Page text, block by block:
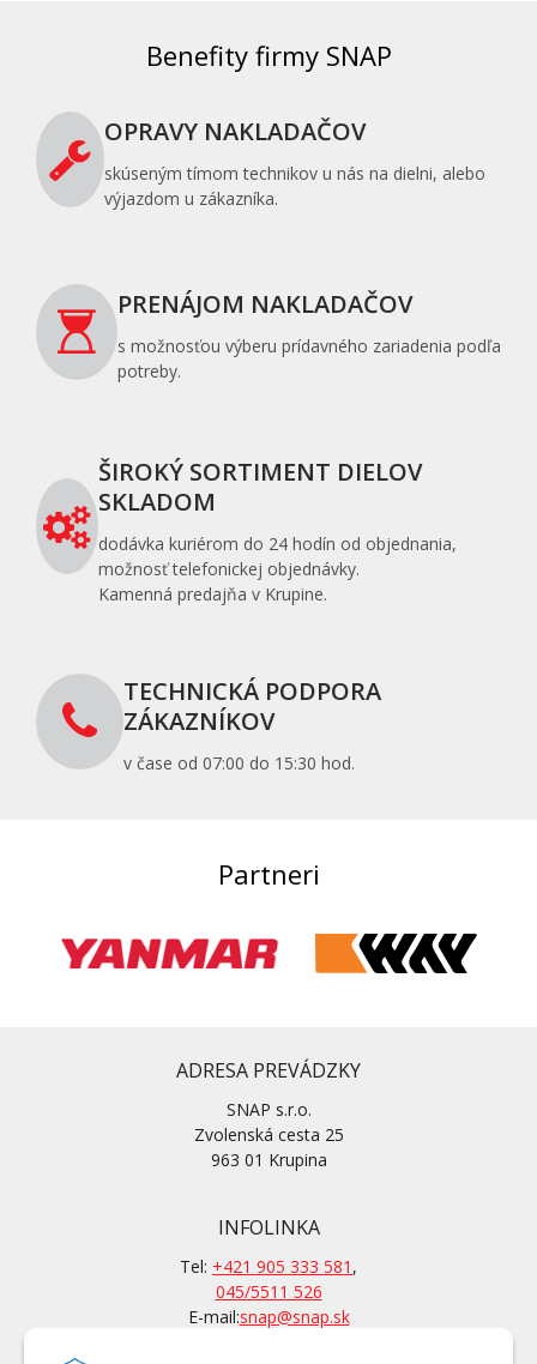
Benefity firmy SNAP
OPRAVY NAKLADAČOV
skúseným tímom technikov u nás na dielni, alebo
výjazdom u zákazníka.
PRENÁJOM NAKLADAČOV
s možnosťou výberu prídavného zariadenia podľa
potreby.
ŠIROKÝ SORTIMENT DIELOV
SKLADOM
dodávka kuriérom do 24 hodín od objednania,
možnosť telefonickej objednávky.
Kamenná predajňa v Krupine.
TECHNICKÁ PODPORA
ZÁKAZNÍKOV
v čase od 07:00 do 15:30 hod.
Partneri
ADRESA PREVÁDZKY
SNAP s.r.o.
Zvolenská cesta 25
963 01 Krupina
INFOLINKA
Tel: +421 905 333 581 ,
045/5511 526
E-mail:snap@snap.sk